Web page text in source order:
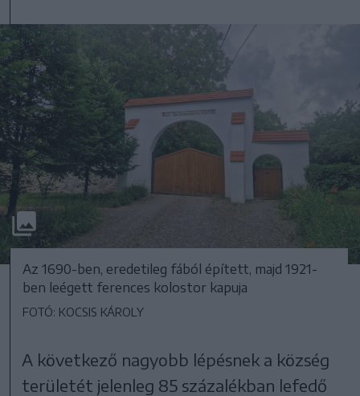
Az 1690-ben, eredetileg fából épített, majd 1921-
ben leégett ferences kolostor kapuja
FOTÓ: KOCSIS KÁROLY
A következő nagyobb lépésnek a község
területét jelenleg 85 százalékban lefedő